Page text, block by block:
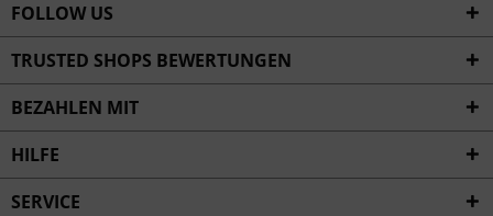
FOLLOW US
TRUSTED SHOPS BEWERTUNGEN
BEZAHLEN MIT
HILFE
SERVICE